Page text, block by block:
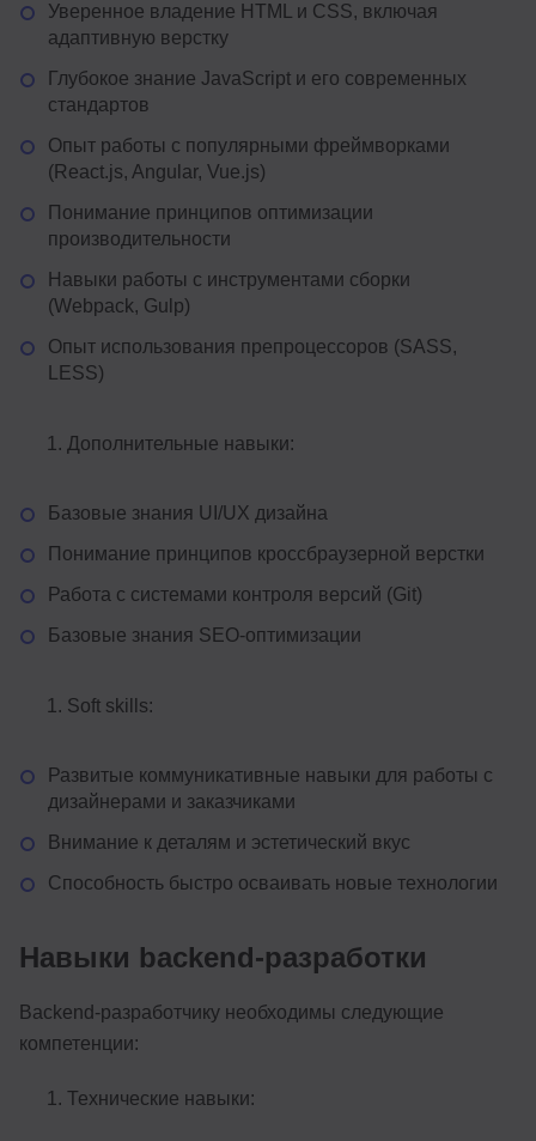
Уверенное владение HTML и CSS, включая
адаптивную верстку
Глубокое знание JavaScript и его современных
стандартов
Опыт работы с популярными фреймворками
(React.js, Angular, Vue.js)
Понимание принципов оптимизации
производительности
Навыки работы с инструментами сборки
(Webpack, Gulp)
Опыт использования препроцессоров (SASS,
LESS)
Дополнительные навыки:
Базовые знания UI/UX дизайна
Понимание принципов кроссбраузерной верстки
Работа с системами контроля версий (Git)
Базовые знания SEO-оптимизации
Soft skills:
Развитые коммуникативные навыки для работы с
дизайнерами и заказчиками
Внимание к деталям и эстетический вкус
Способность быстро осваивать новые технологии
Навыки backend-разработки
Backend-разработчику необходимы следующие
компетенции:
Технические навыки: